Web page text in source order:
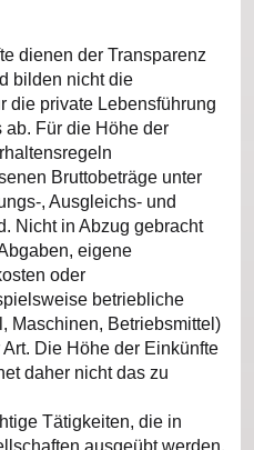
dienen der Transparenz
bilden nicht die
die private Lebensführung
Für die Höhe der
Bruttobeträge unter
, Ausgleichs- und
Nicht in Abzug gebracht
eigene
oder
betriebliche
Maschinen, Betriebsmittel)
Die Höhe der Einkünfte
daher nicht das zu
Tätigkeiten, die in
ausgeübt werden,